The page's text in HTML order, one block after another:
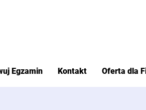
Egzamin Kontakt Oferta dla